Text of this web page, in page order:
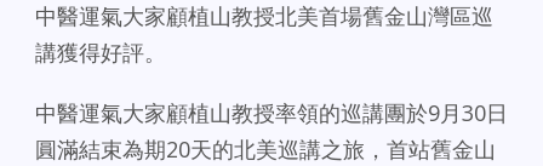
中醫運氣大家顧植山教授北美首場舊金山灣區巡
講獲得好評。
中醫運氣大家顧植山教授率領的巡講團於9月30日
圓滿結束為期20天的北美巡講之旅，首站舊金山